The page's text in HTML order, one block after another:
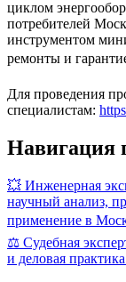
циклом
потребителей
инструментом
ремонты и
Для проведения
специалистам:
Навигация
💥 Инженерная
научный анализ,
применение в
⚖️ Судебная
и деловая